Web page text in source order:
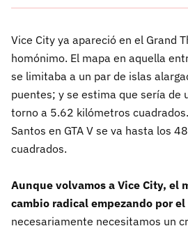
Vice City ya apareció en el Grand
homónimo. El mapa en aquella
se limitaba a un par de islas
puentes; y se estima que sería de
torno a 5.62 kilómetros
Santos en GTA V se va hasta los
cuadrados.
Aunque volvamos a Vice City, el
cambio radical empezando por
necesariamente necesitamos un